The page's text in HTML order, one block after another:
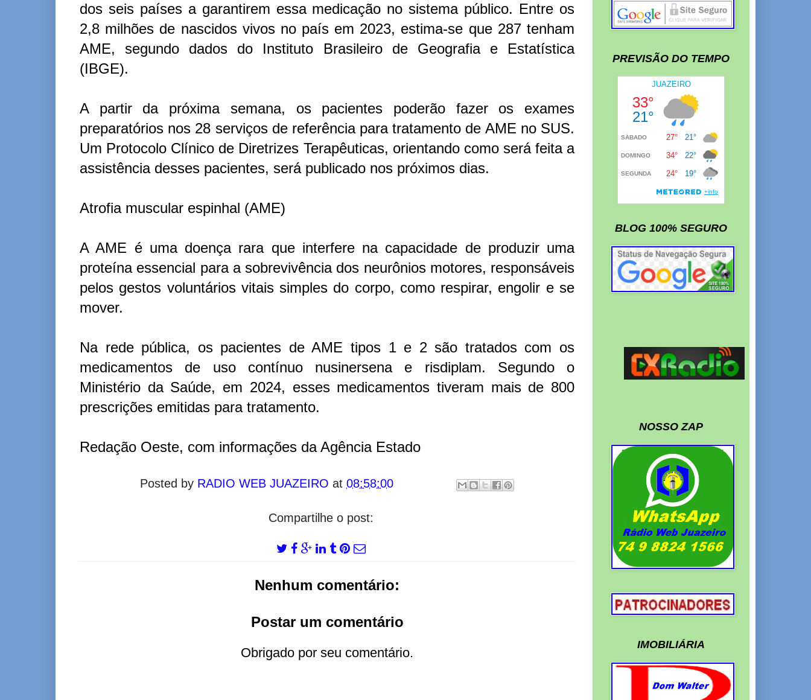
dos seis países a garantirem essa medicação no sistema público. Entre os
2,8 milhões de nascidos vivos no país em 2023, estima-se que 287 tenham
AME, segundo dados do Instituto Brasileiro de Geografia e Estatística
(IBGE).
A partir da próxima semana, os pacientes poderão fazer os exames
preparatórios nos 28 serviços de referência para tratamento de AME no SUS.
Um Protocolo Clínico de Diretrizes Terapêuticas, orientando como será feita a
assistência desses pacientes, será publicado nos próximos dias.
Atrofia muscular espinhal (AME)
A AME é uma doença rara que interfere na capacidade de produzir uma
proteína essencial para a sobrevivência dos neurônios motores, responsáveis
pelos gestos voluntários vitais simples do corpo, como respirar, engolir e se
mover.
Na rede pública, os pacientes de AME tipos 1 e 2 são tratados com os
medicamentos de uso contínuo nusinersena e risdiplam. Segundo o
Ministério da Saúde, em 2024, esses medicamentos tiveram mais de 800
prescrições emitidas para tratamento.
Redação Oeste, com informações da Agência Estado
Posted by RADIO WEB JUAZEIRO at 08:58:00
Compartilhe o post:
Nenhum comentário:
Postar um comentário
Obrigado por seu comentário.
PREVISÃO DO TEMPO
BLOG 100% SEGURO
NOSSO ZAP
IMOBILIÁRIA